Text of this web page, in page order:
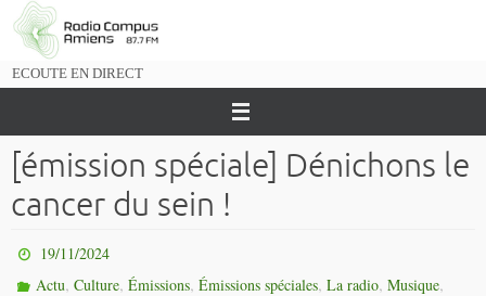
Passer
vers
ECOUTE EN DIRECT
[émission spéciale] Dénichons le
cancer du sein !
19/11/2024
Actu,Culture,Émissions,Émissions spéciales,La radio,Musique,